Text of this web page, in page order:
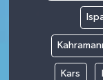
Kars